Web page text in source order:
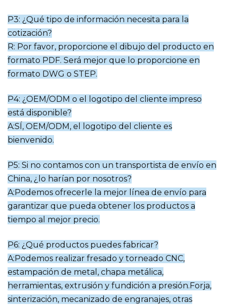
P3: ¿Qué tipo de información necesita para la
cotización?
R: Por favor, proporcione el dibujo del producto en
formato PDF. Será mejor que lo proporcione en
formato DWG o STEP.
P4: ¿OEM/ODM o el logotipo del cliente impreso
está disponible?
A:SÍ, OEM/ODM, el logotipo del cliente es
bienvenido.
P5: Si no contamos con un transportista de envío en
China, ¿lo harían por nosotros?
A:Podemos ofrecerle la mejor línea de envío para
garantizar que pueda obtener los productos a
tiempo al mejor precio.
P6: ¿Qué productos puedes fabricar?
A:Podemos realizar fresado y torneado CNC,
estampación de metal, chapa metálica,
herramientas, extrusión y fundición a presión. Forja,
sinterización, mecanizado de engranajes, otras